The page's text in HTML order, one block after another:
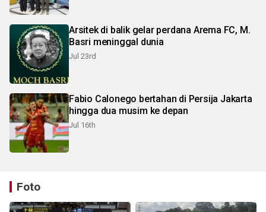
Arsitek di balik gelar perdana Arema FC, M.
Basri meninggal dunia
Jul 23rd
Fabio Calonego bertahan di Persija Jakarta
hingga dua musim ke depan
Jul 16th
Foto